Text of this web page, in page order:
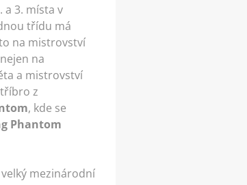
a 3. místa v
třídu má
na mistrovství
na
a mistrovství
z
, kde se
Phantom
mezinárodní